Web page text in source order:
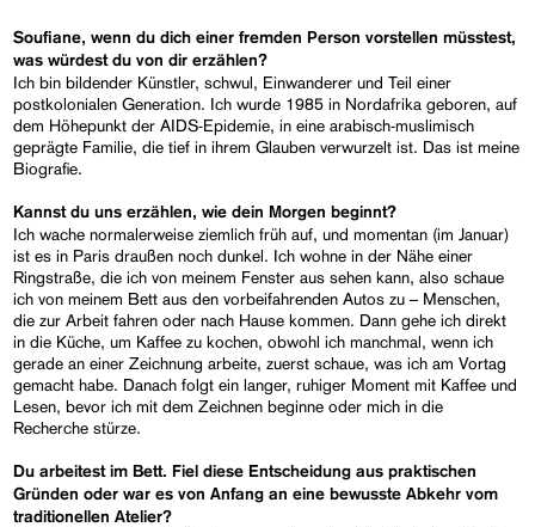
Soufiane, wenn du dich einer fremden Person vorstellen müsstest,
was würdest du von dir erzählen?
Ich bin bildender Künstler, schwul, Einwanderer und Teil einer
postkolonialen Generation. Ich wurde 1985 in Nordafrika geboren, auf
dem Höhepunkt der AIDS-Epidemie, in eine arabisch-muslimisch
geprägte Familie, die tief in ihrem Glauben verwurzelt ist. Das ist meine
Biografie.
Kannst du uns erzählen, wie dein Morgen beginnt?
Ich wache normalerweise ziemlich früh auf, und momentan (im Januar)
ist es in Paris draußen noch dunkel. Ich wohne in der Nähe einer
Ringstraße, die ich von meinem Fenster aus sehen kann, also schaue
ich von meinem Bett aus den vorbeifahrenden Autos zu – Menschen,
die zur Arbeit fahren oder nach Hause kommen. Dann gehe ich direkt
in die Küche, um Kaffee zu kochen, obwohl ich manchmal, wenn ich
gerade an einer Zeichnung arbeite, zuerst schaue, was ich am Vortag
gemacht habe. Danach folgt ein langer, ruhiger Moment mit Kaffee und
Lesen, bevor ich mit dem Zeichnen beginne oder mich in die
Recherche stürze.
Du arbeitest im Bett. Fiel diese Entscheidung aus praktischen
Gründen oder war es von Anfang an eine bewusste Abkehr vom
traditionellen Atelier?